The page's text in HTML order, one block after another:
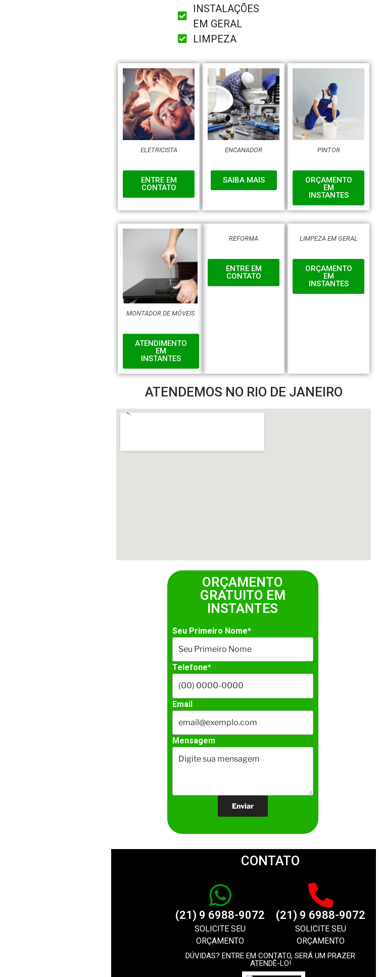
INSTALAÇÕES
EM GERAL
LIMPEZA
ELETRICISTA
ENTRE EM
CONTATO
ENCANADOR
SAIBA MAIS
PINTOR
ORÇAMENTO
EM
INSTANTES
MONTADOR DE MÓVEIS
ATENDIMENTO
EM
INSTANTES
REFORMA
ENTRE EM
CONTATO
LIMPEZA EM GERAL
ORÇAMENTO
EM
INSTANTES
ATENDEMOS NO RIO DE JANEIRO
ORÇAMENTO
GRATUITO EM
INSTANTES
Seu Primeiro Nome*
Telefone*
Email
Mensagem
CONTATO
(21) 9 6988-9072
SOLICITE SEU
ORÇAMENTO
(21) 9 6988-9072
SOLICITE SEU
ORÇAMENTO
DÚVIDAS? ENTRE EM CONTATO, SERÁ UM PRAZER
ATENDÊ-LO!